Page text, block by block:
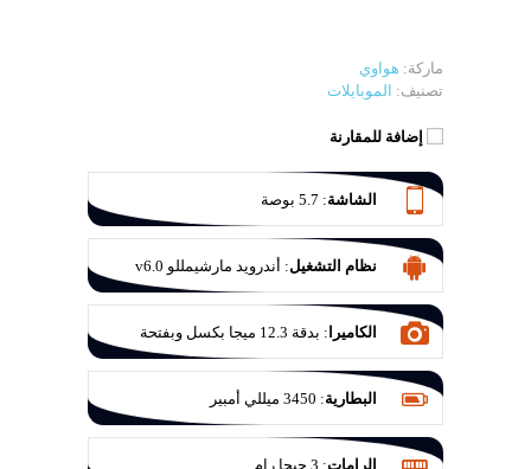
ماركة: هواوي
تصنيف: الموبايلات
إضافة للمقارنة
الشاشة: 5.7 بوصة
نظام التشغيل: أندرويد مارشيمللو v6.0
الكاميرا :
بدقة 12.3 ميجا بكسل وبفتحة
عدسة f/2.0
البطارية: 3450 ميللي أمبير
الرامات: 3 جيجا رام